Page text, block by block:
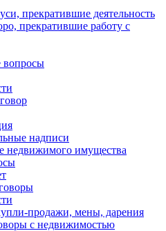
прекратившие деятельность
прекратившие работу с
вопросы
надписи
недвижимого имущества
продажи, мены, дарения
с недвижимостью